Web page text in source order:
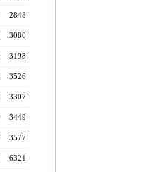
2848
3080
3198
3526
3307
3449
3577
6321